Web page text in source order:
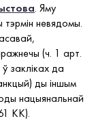
. Яму
невядомы.
(ч. 1 арт.
закліках да
ды іншым
нацыянальнай
КК).